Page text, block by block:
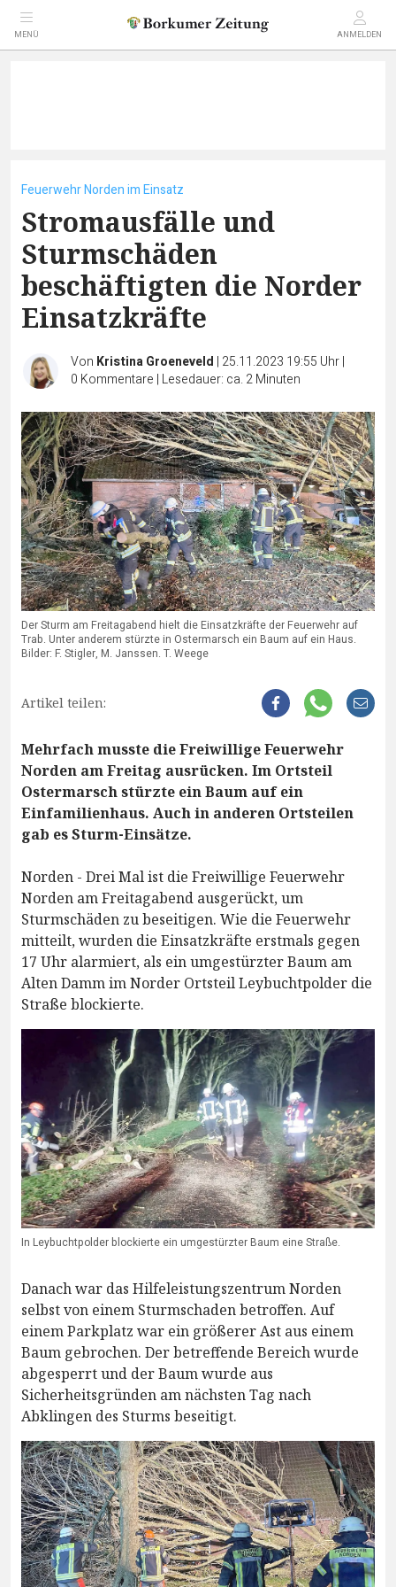
MENÜ ANMELDEN
Feuerwehr Norden im Einsatz
Stromausfälle und
Sturmschäden
beschäftigten die Norder
Einsatzkräfte
Von Kristina Groeneveld | 25.11.2023 19:55 Uhr|
0 Kommentare | Lesedauer: ca. 2 Minuten
Der Sturm am Freitagabend hielt die Einsatzkräfte der Feuerwehr auf
Trab. Unter anderem stürzte in Ostermarsch ein Baum auf ein Haus.
Bilder: F. Stigler, M. Janssen. T. Weege
Artikel teilen:
Mehrfach musste die Freiwillige Feuerwehr
Norden am Freitag ausrücken. Im Ortsteil
Ostermarsch stürzte ein Baum auf ein
Einfamilienhaus. Auch in anderen Ortsteilen
gab es Sturm-Einsätze.
Norden - Drei Mal ist die Freiwillige Feuerwehr
Norden am Freitagabend ausgerückt, um
Sturmschäden zu beseitigen. Wie die Feuerwehr
mitteilt, wurden die Einsatzkräfte erstmals gegen
17 Uhr alarmiert, als ein umgestürzter Baum am
Alten Damm im Norder Ortsteil Leybuchtpolder die
Straße blockierte.
In Leybuchtpolder blockierte ein umgestürzter Baum eine Straße.
Danach war das Hilfeleistungszentrum Norden
selbst von einem Sturmschaden betroffen. Auf
einem Parkplatz war ein größerer Ast aus einem
Baum gebrochen. Der betreffende Bereich wurde
abgesperrt und der Baum wurde aus
Sicherheitsgründen am nächsten Tag nach
Abklingen des Sturms beseitigt.